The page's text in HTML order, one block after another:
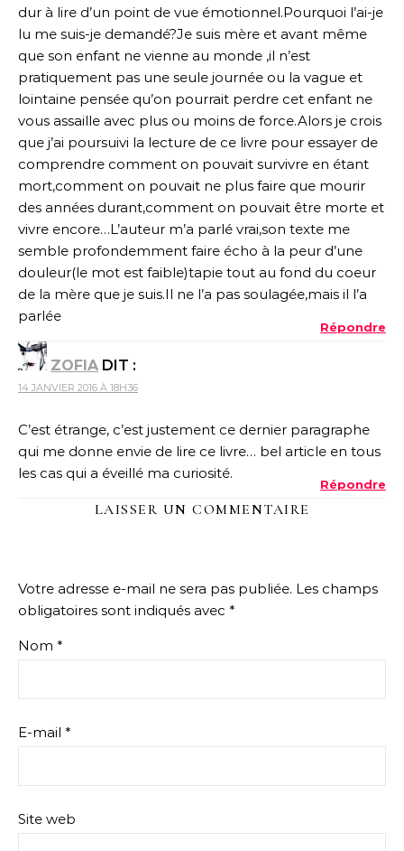
dur à lire d’un point de vue émotionnel.Pourquoi l’ai-je
lu me suis-je demandé?Je suis mère et avant même
que son enfant ne vienne au monde ,il n’est
pratiquement pas une seule journée ou la vague et
lointaine pensée qu’on pourrait perdre cet enfant ne
vous assaille avec plus ou moins de force.Alors je crois
que j’ai poursuivi la lecture de ce livre pour essayer de
comprendre comment on pouvait survivre en étant
mort,comment on pouvait ne plus faire que mourir
des années durant,comment on pouvait être morte et
vivre encore…L’auteur m’a parlé vrai,son texte me
semble profondemment faire écho à la peur d’une
douleur(le mot est faible)tapie tout au fond du coeur
de la mère que je suis.Il ne l’a pas soulagée,mais il l’a
parlée
Répondre
ZOFIA DIT :
14 JANVIER 2016 À 18H36
C’est étrange, c’est justement ce dernier paragraphe
qui me donne envie de lire ce livre… bel article en tous
les cas qui a éveillé ma curiosité.
Répondre
LAISSER UN COMMENTAIRE
Votre adresse e-mail ne sera pas publiée. Les champs
obligatoires sont indiqués avec *
Nom *
E-mail *
Site web